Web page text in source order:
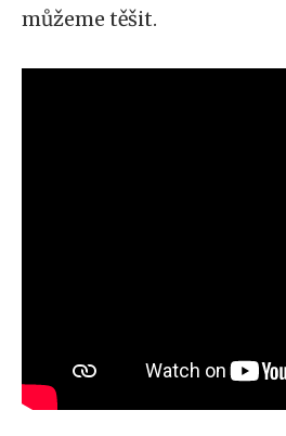
můžeme těšit.